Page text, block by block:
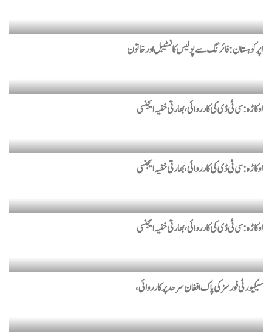
اپر کوہستان: فائرنگ سے پولیس کانسٹیبل اور خاتون
اوکاڑہ: سی ٹی ڈی کی کارروائی،بھارتی خفیہ ایجنسی
اوکاڑہ: سی ٹی ڈی کی کارروائی،بھارتی خفیہ ایجنسی
اوکاڑہ: سی ٹی ڈی کی کارروائی،بھارتی خفیہ ایجنسی
سیکیورٹی فورسز کی پاک افغان سرحد پر کارروائی،